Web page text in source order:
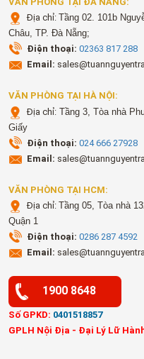
Địa chỉ:Tầng 02. 101b
Châu, TP. Đà Nẵng;
Điện thoại: 02363 817 288
Email:
VĂN PHÒNG TẠI HÀ NỘI:
Địa chỉ: Tầng 3, Tòa nhà
Giấy
Điện thoại: 024 666 27928
Email:
VĂN PHÒNG TẠI HCM:
Địa chỉ:Tầng 05, Tòa nhà
Quận 1
Điện thoại: 0286 287 4592
Email:
1900 8648
Số GPKD: 0401518857
GPLH Nội Địa - Đại Lý Lữ